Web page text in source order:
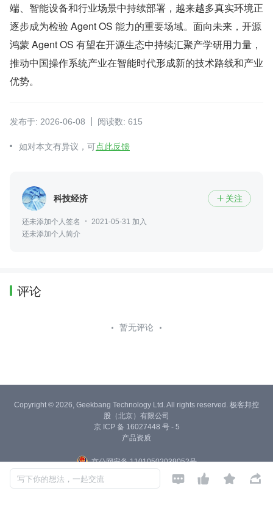
端、智能设备和行业场景中持续部署，越来越多真实环境正
逐步成为检验 Agent OS 能力的重要场域。面向未来，开源
鸿蒙 Agent OS 有望在开源生态中持续汇聚产学研用力量，
推动中国操作系统产业在智能时代形成新的技术路线和产业
优势。
发布于: 2026-06-08 阅读数: 615
如对本文有异议，可点此反馈
科技经济  关注
还未添加个人签名
2021-05-31 加入
还未添加个人简介
评论
暂无评论
写下你的想法，一起交流    
Copyright © 2026, Geekbang Technology Ltd. All rights reserved. 极客邦控
股（北京）有限公司
京 ICP 备 16027448 号 - 5
产品资质
京公网安备 11010502039052号